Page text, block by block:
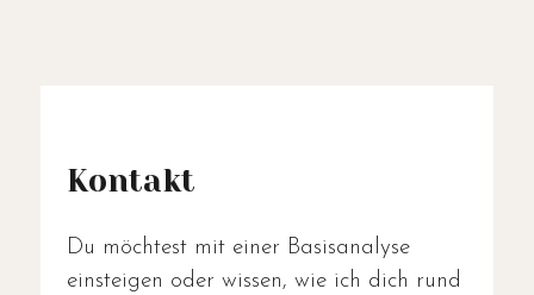
Kontakt
Du möchtest mit einer Basisanalyse
einsteigen oder wissen, wie ich dich rund